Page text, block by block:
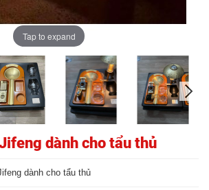
Tap to expand
dành cho tẩu thủ
dành cho tẩu thủ